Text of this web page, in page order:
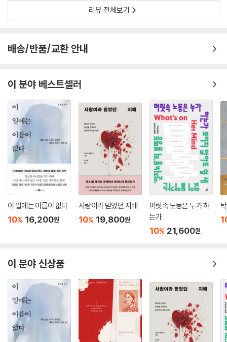
최근 미디어에서 다루어지는 사랑은 사랑으로 현실에서 도피하는 이야기
가 아닌, 사랑을 통해 현실과 싸워나가는 이야기임을 발견할 수 있다. 지금
한낮의 연애」). 사람들은 사랑을 통해 자신의 힘든 삶을 위로받고 싶다는
소망을 가지기도 하지만, 대중문화 속 사랑은 그러한 치유와 힐링을 넘어
리는〉)을 보여주기도 한다.
▶ 가난, 지역, 성소수자, 비인간…
더 넓은 세계로 뻗어 나가는 여성 서사
3부는 여성의 시각이 사회로 확장되는 순간을 보여준다. 정체성과 사람 사
이의 관계에 대한 여성의 고민은 이제 관계들이 교차하는 사회와 만난다.
부와 가난이 대립하는 사회에서 가난한 사람들이 ‘상식적이지 못한 것’으
로 낙인찍히는 과정과 그들이 살아남기 위해 택할 수밖에 없는 선택지(〈날
아라 개천용〉), 그리고 사회 시스템에서 소외된 주변부의 존재에게 우리가
가하는 폭력의 문제(「탬버린」)를 드라마와 소설 속에서 읽어낸다.
삶과 존재의 방식은 하나가 아니다. 〈스캄〉이 보여주는 십대의 방황과 성정
체성의 갈등, 소수자의 인권 등은 배제와 차별을 넘어 공존의 생활 방식이
있는 SF소설은 로봇과 외계인 등 비인간의 존재를 내세우며 휴머니즘 이
더 이외의 다양한 존재를 상상하게 만든다(『어둠의 왼손』).
소녀 취향은 한 개인을 사적 영역에만 머무르게 하지 않고 공적 영역으로,
사회적 투쟁의 장으로 초대한다. 사회의 주변부와 약자, 비주류에 대한 공
감과 상상은 소녀 취향, 여성 취향의 서사가 가진 또 다른 가능성이다.
리뷰 전체보기
배송/반품/교환 안내
이 분야 베스트셀러
이 일에는 이름이 없다
10% 16,200원
사랑이라 믿었던 지배
10% 19,800원
머릿속 노동은 누가 하
는가
10% 21,600원
이 분야 신상품